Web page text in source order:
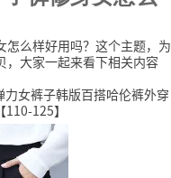
怎么样好用吗？这个主题，为
，大家一起来看下相关内容
女裤子韩版百搭哈伦裤外穿
125】